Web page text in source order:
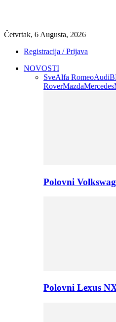
Četvrtak, 6 Augusta, 2026
Registracija / Prijava
NOVOSTI
SveAlfa RomeoAudi
RoverMazdaMercedes
Polovni
Polovni Lexus